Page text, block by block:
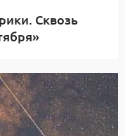
Сквозь